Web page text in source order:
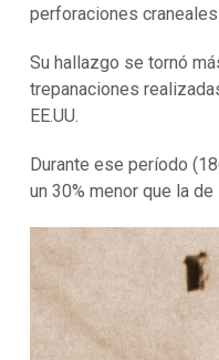
perforaciones
Su hallazgo se tornó
trepanaciones
EE.UU.
Durante ese período
un 30% menor que la